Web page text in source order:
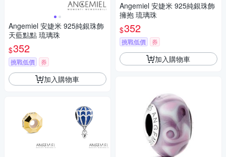
Angemiel 安婕米 925純銀珠飾
天藍點點 琉璃珠
$352
挑戰低價 券
加入購物車
Angemiel 安婕米 925純銀珠飾
擁抱 琉璃珠
$352
挑戰低價 券
加入購物車